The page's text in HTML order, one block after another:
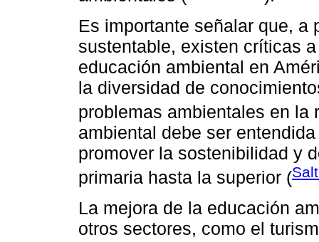
Es importante señalar que, a
sustentable, existen críticas
educación ambiental en
la diversidad de
problemas ambientales en la
ambiental debe ser
promover la sostenibilidad y
primaria hasta la superior (
La mejora de la educación
otros sectores, como el